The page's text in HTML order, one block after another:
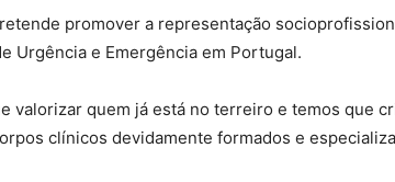
promover a representação
Urgência e Emergência em Portugal.
valorizar quem já está no terreiro e temos que
clínicos devidamente formados e